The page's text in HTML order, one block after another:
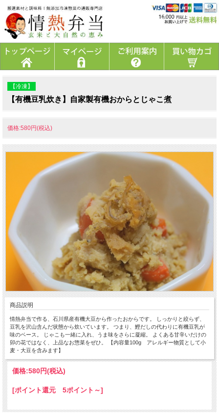
【冷凍】
【有機豆乳炊き】自家製有機おからとじゃこ煮
価格:580円(税込)
商品説明
情熱弁当で作る、石川県産有機大豆から作ったおからです。 しっかりと絞らず、
豆乳を沢山含んだ状態から炊いています。 つまり、鰹だしの代わりに有機豆乳が
味のベース。 じゃこも一緒に入れ、うま味をさらに凝縮。 よくある甘辛いだけの
卯の花ではなく、上品なお惣菜をぜひ。 【内容量100g アレルギー物質として小
麦・大豆を含みます】
価格:580円(税込)
[ポイント還元 5ポイント～]